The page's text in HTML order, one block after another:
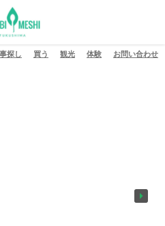
探し 買う 観光 体験 お問い合わせ